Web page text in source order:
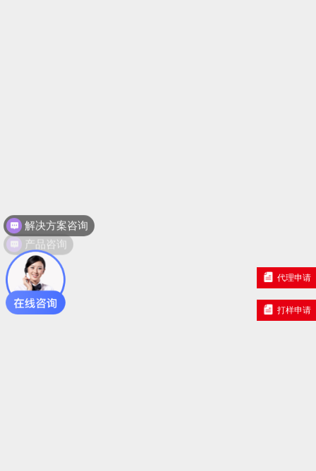
代理申请
打样申请
产品咨询